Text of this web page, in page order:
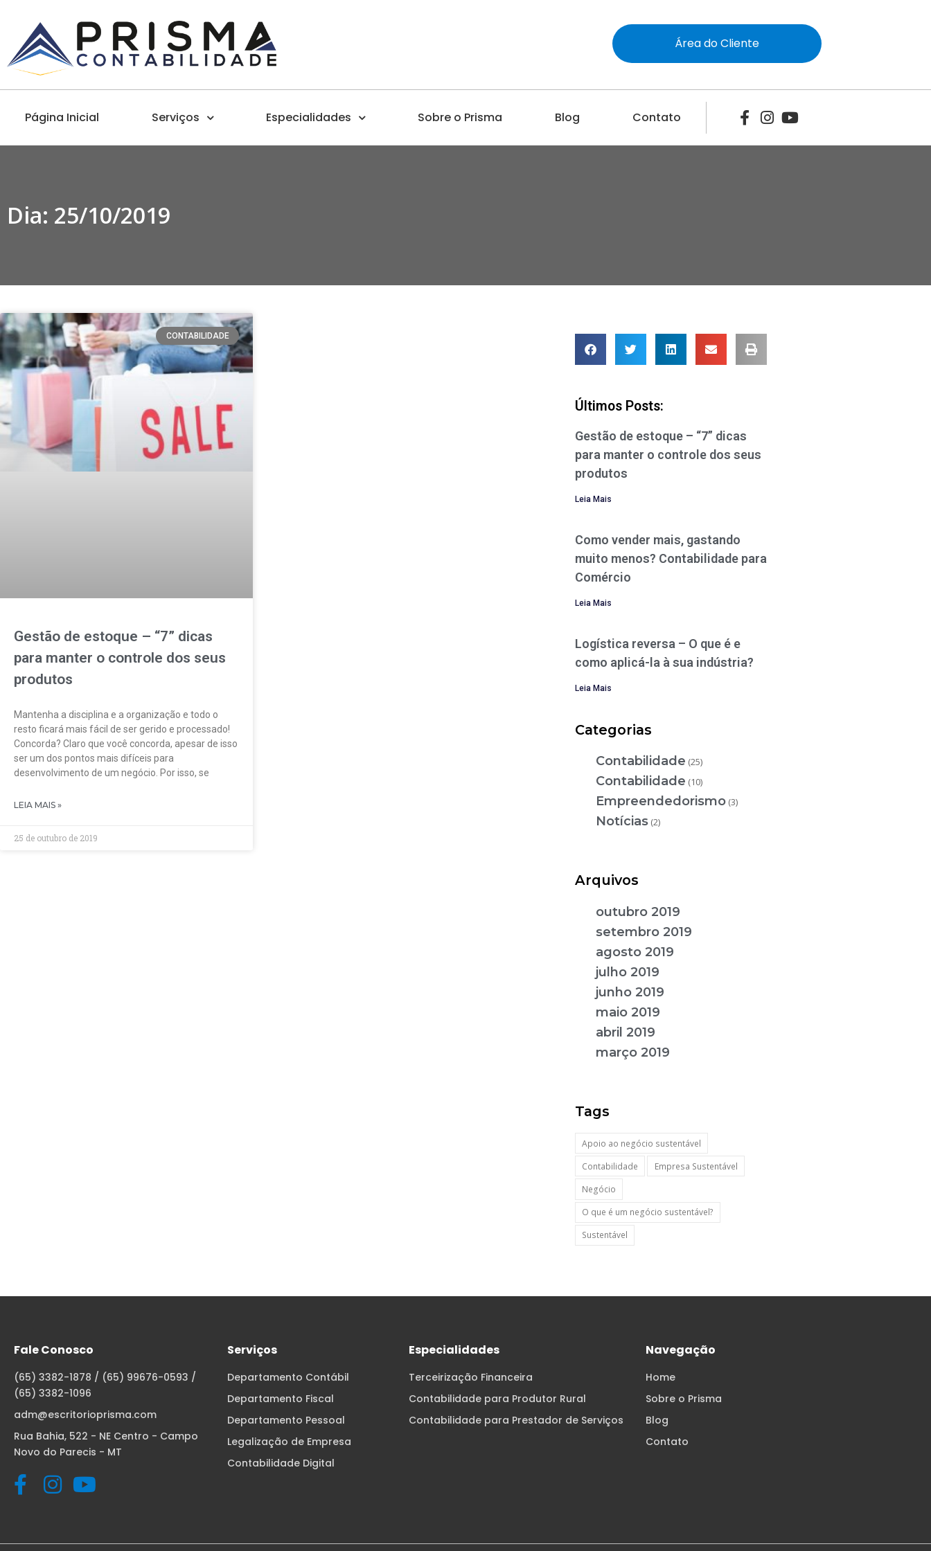
Área do Cliente
Página Inicial Serviços Especialidades Sobre o Prisma Blog Contato
Dia: 25/10/2019
CONTABILIDADE
Gestão de estoque – “7” dicas
para manter o controle dos seus
produtos
Mantenha a disciplina e a organização e todo o
resto ficará mais fácil de ser gerido e processado!
Concorda? Claro que você concorda, apesar de isso
ser um dos pontos mais difíceis para
desenvolvimento de um negócio. Por isso, se
LEIA MAIS »
25 de outubro de 2019
Últimos Posts:
Gestão de estoque – “7” dicas
para manter o controle dos seus
produtos
Leia Mais
Como vender mais, gastando
muito menos? Contabilidade para
Comércio
Leia Mais
Logística reversa – O que é e
como aplicá-la à sua indústria?
Leia Mais
Categorias
Contabilidade (25)
Contabilidade (10)
Empreendedorismo (3)
Notícias (2)
Arquivos
outubro 2019
setembro 2019
agosto 2019
julho 2019
junho 2019
maio 2019
abril 2019
março 2019
Tags
Apoio ao negócio sustentável
Contabilidade
Empresa Sustentável
Negócio
O que é um negócio sustentável?
Sustentável
Fale Conosco
(65) 3382-1878 / (65) 99676-0593 /
(65) 3382-1096
adm@escritorioprisma.com
Rua Bahia, 522 - NE Centro - Campo
Novo do Parecis - MT
Serviços
Departamento Contábil
Departamento Fiscal
Departamento Pessoal
Legalização de Empresa
Contabilidade Digital
Especialidades
Terceirização Financeira
Contabilidade para Produtor Rural
Contabilidade para Prestador de Serviços
Navegação
Home
Sobre o Prisma
Blog
Contato